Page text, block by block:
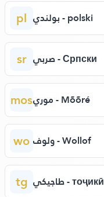
pl بولندي - polski
sr صربي - Српски
mos موري - Mõõré
wo ولوف - Wollof
tg طاجيكي - тоҷикӣ